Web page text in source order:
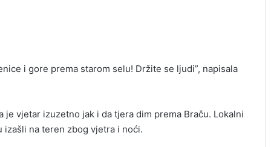
i gore prema starom selu! Držite se ljudi”, napisala
je vjetar izuzetno jak i da tjera dim prema Braču. Lokalni
na teren zbog vjetra i noći.